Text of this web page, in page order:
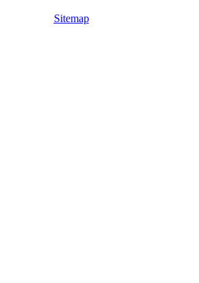
Sitemap